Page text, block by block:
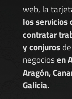
web, la
los servicios
contratar
y conjuros
negociosen
Aragón,
Galicia.